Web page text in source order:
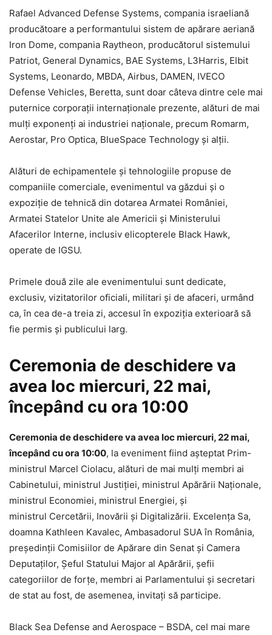
Rafael Advanced Defense Systems, compania israeliană
producătoare a performantului sistem de apărare aeriană
Iron Dome, compania Raytheon, producătorul sistemului
Patriot, General Dynamics, BAE Systems, L3Harris, Elbit
Systems, Leonardo, MBDA, Airbus, DAMEN, IVECO
Defense Vehicles, Beretta, sunt doar câteva dintre cele mai
puternice corporații internaționale prezente, alături de mai
mulți exponenți ai industriei naționale, precum Romarm,
Aerostar, Pro Optica, BlueSpace Technology și alții.
Alături de echipamentele și tehnologiile propuse de
companiile comerciale, evenimentul va găzdui și o
expoziție de tehnică din dotarea Armatei României,
Armatei Statelor Unite ale Americii și Ministerului
Afacerilor Interne, inclusiv elicopterele Black Hawk,
operate de IGSU.
Primele două zile ale evenimentului sunt dedicate,
exclusiv, vizitatorilor oficiali, militari și de afaceri, urmând
ca, în cea de-a treia zi, accesul în expoziția exterioară să
fie permis și publicului larg.
Ceremonia de deschidere va
avea loc miercuri, 22 mai,
începând cu ora 10:00
Ceremonia de deschidere va avea loc miercuri, 22 mai,
începând cu ora 10:00, la eveniment fiind așteptat Prim-
ministrul Marcel Ciolacu, alături de mai mulți membri ai
Cabinetului, ministrul Justiției, ministrul Apărării Naționale,
ministrul Economiei, ministrul Energiei, și
ministrul Cercetării, Inovării și Digitalizării. Excelența Sa,
doamna Kathleen Kavalec, Ambasadorul SUA în România,
președinții Comisiilor de Apărare din Senat și Camera
Deputaților, Șeful Statului Major al Apărării, șefii
categoriilor de forțe, membri ai Parlamentului și secretari
de stat au fost, de asemenea, invitați să participe.
Black Sea Defense and Aerospace – BSDA, cel mai mare